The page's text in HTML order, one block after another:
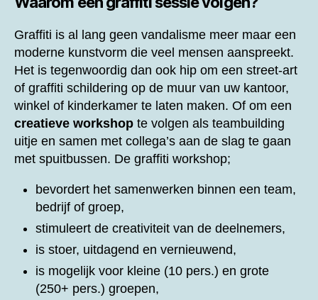
Graffiti is al lang geen vandalisme meer maar een
moderne kunstvorm die veel mensen aanspreekt.
Het is tegenwoordig dan ook hip om een street-art
of graffiti schildering op de muur van uw kantoor,
winkel of kinderkamer te laten maken. Of om een
creatieve workshop te volgen als teambuilding
uitje en samen met collega’s aan de slag te gaan
met spuitbussen. De graffiti workshop;
bevordert het samenwerken binnen een team,
bedrijf of groep,
stimuleert de creativiteit van de deelnemers,
is stoer, uitdagend en vernieuwend,
is mogelijk voor kleine (10 pers.) en grote
(250+ pers.) groepen,